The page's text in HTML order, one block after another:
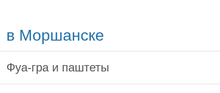
в Моршанске
Фуа-гра и паштеты